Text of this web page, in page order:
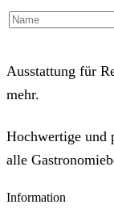
Ausstattung für
mehr.
Hochwertige und
alle
Information